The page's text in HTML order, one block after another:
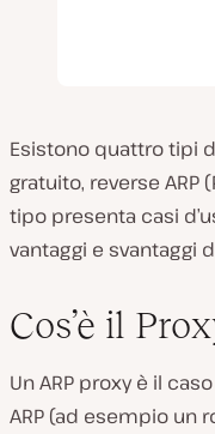
Esistono quattro tipi
gratuito, reverse ARP
tipo presenta casi
vantaggi e svantaggi
Cos’è il
Un ARP proxy è il
ARP (ad esempio un